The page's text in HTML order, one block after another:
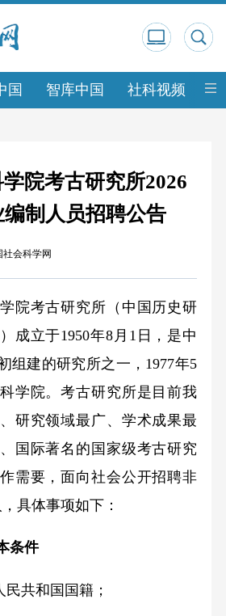
国 智库中国 社科视频 中
院考古研究所2026
制人员招聘公告
社会科学网
院考古研究所（中国历史研
成立于1950年8 月 1 日，是中
组建的研究所之一， 1977年5
学院。考古研究所是目前我
研究领域最广、学术成果最
国际著名的国家级考古研究
需要，面向社会公开招聘非
具体事项如下：
条件
共和国国籍；